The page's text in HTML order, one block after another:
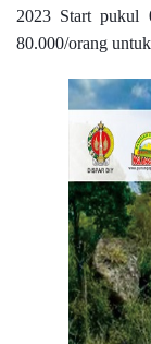
2023 Start pukul
80.000/orang